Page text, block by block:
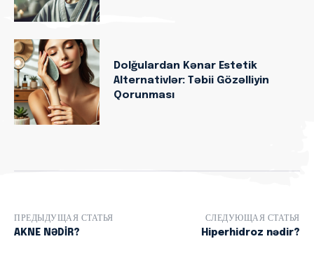
Dolğulardan Kənar Estetik
Alternativlər: Təbii Gözəlliyin
Qorunması
ПРЕДЫДУЩАЯ СТАТЬЯ
AKNE NƏDİR?
СЛЕДУЮЩАЯ СТАТЬЯ
Hiperhidroz nədir?